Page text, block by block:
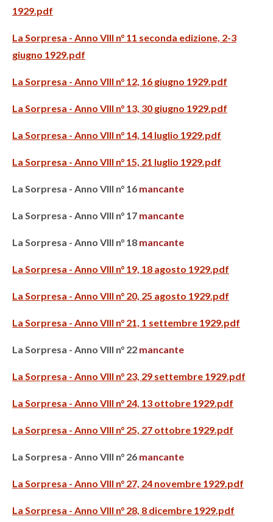
1929.pdf
La Sorpresa - Anno VIII n° 11 seconda edizione, 2-3
giugno 1929.pdf
La Sorpresa - Anno VIII n° 12, 16 giugno 1929.pdf
La Sorpresa - Anno VIII n° 13, 30 giugno 1929.pdf
La Sorpresa - Anno VIII n° 14, 14 luglio 1929.pdf
La Sorpresa - Anno VIII n° 15, 21 luglio 1929.pdf
La Sorpresa - Anno VIII n° 16 mancante
La Sorpresa - Anno VIII n° 17 mancante
La Sorpresa - Anno VIII n° 18 mancante
La Sorpresa - Anno VIII n° 19, 18 agosto 1929.pdf
La Sorpresa - Anno VIII n° 20, 25 agosto 1929.pdf
La Sorpresa - Anno VIII n° 21, 1 settembre 1929.pdf
La Sorpresa - Anno VIII n° 22 mancante
La Sorpresa - Anno VIII n° 23, 29 settembre 1929.pdf
La Sorpresa - Anno VIII n° 24, 13 ottobre 1929.pdf
La Sorpresa - Anno VIII n° 25, 27 ottobre 1929.pdf
La Sorpresa - Anno VIII n° 26 mancante
La Sorpresa - Anno VIII n° 27, 24 novembre 1929.pdf
La Sorpresa - Anno VIII n° 28, 8 dicembre 1929.pdf